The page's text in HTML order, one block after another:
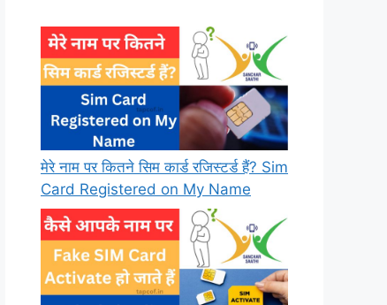
मेरे नाम पर कितने सिम कार्ड रजिस्टर्ड हैं? Sim
Card Registered on My Name